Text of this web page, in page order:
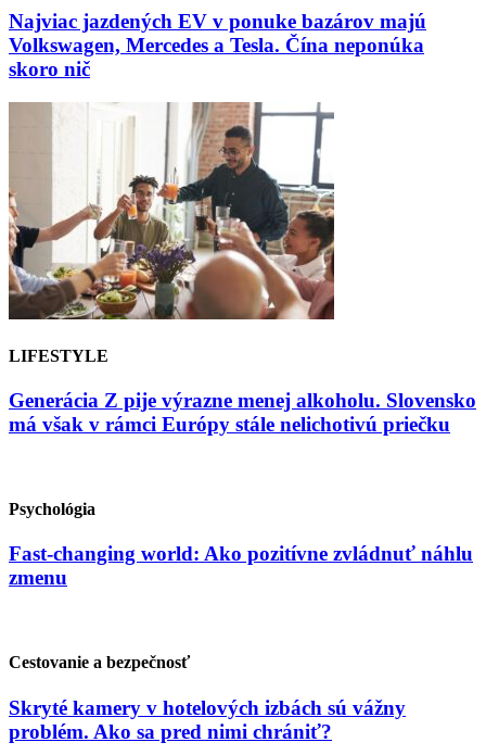
Najviac jazdených EV v ponuke bazárov majú
Volkswagen, Mercedes a Tesla. Čína neponúka
skoro nič
LIFESTYLE
Generácia Z pije výrazne menej alkoholu. Slovensko
má však v rámci Európy stále nelichotivú priečku
Psychológia
Fast-changing world: Ako pozitívne zvládnuť náhlu
zmenu
Cestovanie a bezpečnosť
Skryté kamery v hotelových izbách sú vážny
problém. Ako sa pred nimi chrániť?